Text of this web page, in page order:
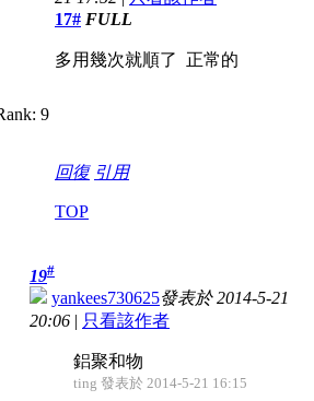
17# FULL
多用幾次就順了 正常的
回復 引用
TOP
19#
yankees730625發表於 2014-5-21
20:06 | 只看該作者
鋁聚和物
ting 發表於 2014-5-21 16:15